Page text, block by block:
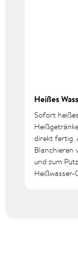
Heißes
Sofort
direkt fertig.
Blanchieren
und zum